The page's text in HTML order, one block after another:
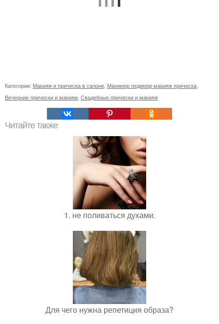
Категории: Макияж и прическа в салоне, Маникюр педикюр макияж прическа,
Вечерние прически и макияж, Свадебные прически и макияж
Читайте также
1. не поливаться духами.
Для чего нужна репетиция образа?